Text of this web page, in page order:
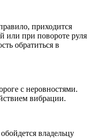
приходится
или при повороте руля
обратиться в
с неровностями.
вибрации.
владельцу